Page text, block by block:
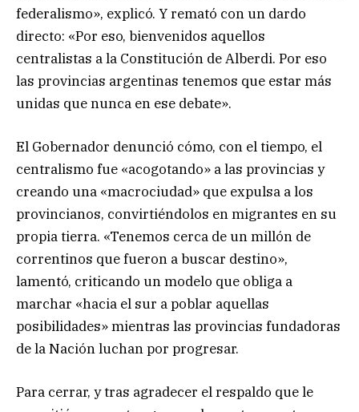
federalismo», explicó. Y remató con un dardo
directo: «Por eso, bienvenidos aquellos
centralistas a la Constitución de Alberdi. Por eso
las provincias argentinas tenemos que estar más
unidas que nunca en ese debate».
El Gobernador denunció cómo, con el tiempo, el
centralismo fue «acogotando» a las provincias y
creando una «macrociudad» que expulsa a los
provincianos, convirtiéndolos en migrantes en su
propia tierra. «Tenemos cerca de un millón de
correntinos que fueron a buscar destino»,
lamentó, criticando un modelo que obliga a
marchar «hacia el sur a poblar aquellas
posibilidades» mientras las provincias fundadoras
de la Nación luchan por progresar.
Para cerrar, y tras agradecer el respaldo que le